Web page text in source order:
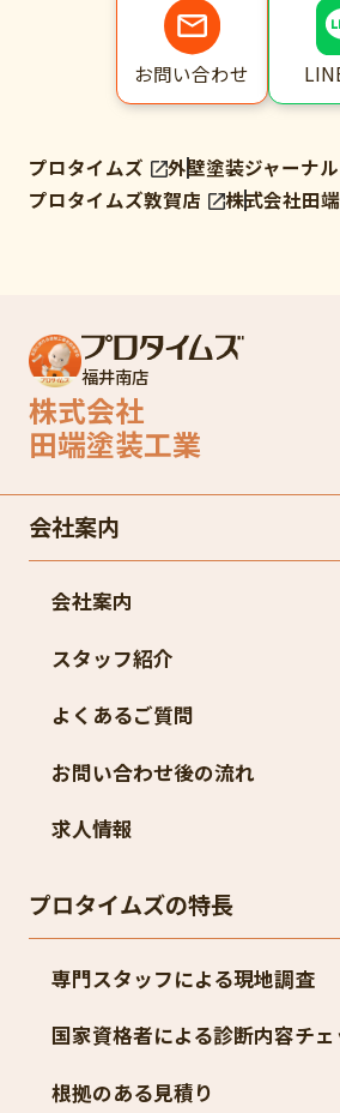
お問い合わせ
プロタイムズ 外壁塗装ジャーナル
プロタイムズ敦賀店
株式会社田
福井南店
株式会社
田端塗装工業
会社案内
会社案内
スタッフ紹介​
よくあるご質問​
お問い合わせ後の流れ​
求人情報
プロタイムズの特長
専門スタッフによる現地調査​
国家資格者による診断内容チェ
根拠のある見積り​